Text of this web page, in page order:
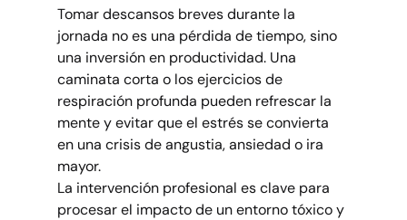
Tomar descansos breves durante la
jornada no es una pérdida de tiempo, sino
una inversión en productividad. Una
caminata corta o los ejercicios de
respiración profunda pueden refrescar la
mente y evitar que el estrés se convierta
en una crisis de angustia, ansiedad o ira
mayor.
La intervención profesional es clave para
procesar el impacto de un entorno tóxico y